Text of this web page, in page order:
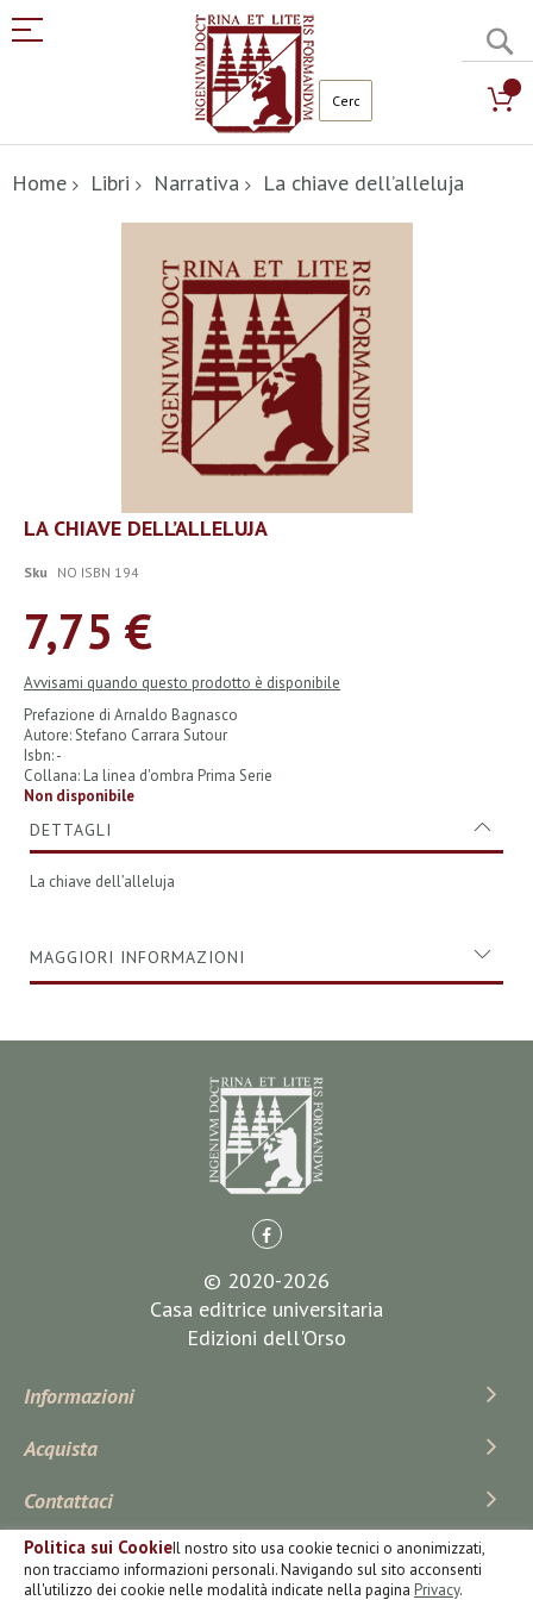
Politica sui CookieIl nostro sito usa cookie tecnici o anonimizzati,
non tracciamo informazioni personali. Navigando sul sito acconsenti
all'utilizzo dei cookie nelle modalità indicate nella pagina Privacy.
al
contenuto
Home Libri Narrativa La chiave dell’alleluja
Vai
all'inizio
galleria
immagini
LA CHIAVE DELL’ALLELUJA
Sku NO ISBN 194
7,75 €
Avvisami quando questo prodotto è disponibile
Prefazione di Arnaldo Bagnasco
Autore: Stefano Carrara Sutour
Isbn: -
Collana: La linea d'ombra Prima Serie
Non disponibile
DETTAGLI
La chiave dell’alleluja
MAGGIORI INFORMAZIONI
© 2020-2026
Casa editrice universitaria
Edizioni dell'Orso
Informazioni
Acquista
Contattaci
Iscriviti Alla Newsletter